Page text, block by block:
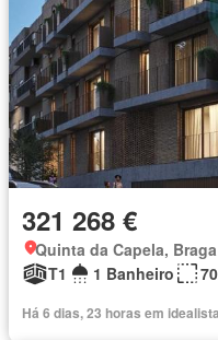
321 268 €
Quinta da Capela, Braga
T1
1 Banheiro
Há 6 dias, 23 horas em